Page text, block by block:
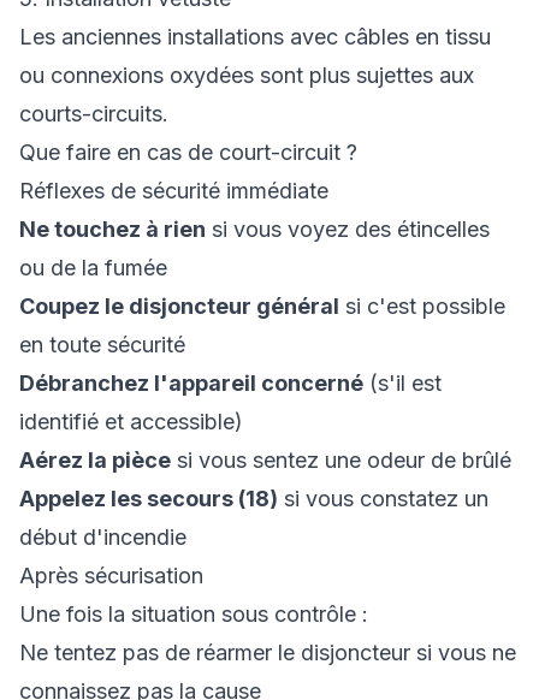
Les anciennes installations avec câbles en tissu
ou connexions oxydées sont plus sujettes aux
courts-circuits.
Que faire en cas de court-circuit ?
Réflexes de sécurité immédiate
Ne touchez à rien si vous voyez des étincelles
ou de la fumée
Coupez le disjoncteur général si c'est possible
en toute sécurité
Débranchez l'appareil concerné (s'il est
identifié et accessible)
Aérez la pièce si vous sentez une odeur de brûlé
Appelez les secours (18) si vous constatez un
début d'incendie
Après sécurisation
Une fois la situation sous contrôle :
Ne tentez pas de réarmer le disjoncteur si vous ne
connaissez pas la cause